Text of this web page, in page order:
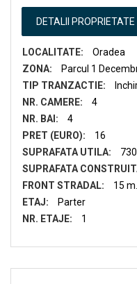
DETALII PROPRIETATE
LOCALITATE:
Oradea
ZONA:
Parcul 1
TIP TRANZACTIE:
NR. CAMERE:
4
NR. BAI:
4
PRET (EURO):
16
SUPRAFATA UTILA:
730
SUPRAFATA
FRONT STRADAL:
15
ETAJ:
Parter
NR. ETAJE:
1